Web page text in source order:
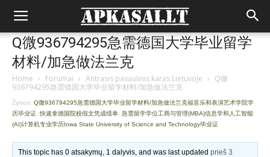
Q微936794295急需德国大学毕业留学
材料/加急做法兰克
Home › Forumai › Antrasis pasaulinis karas Lietuvoje › Q微
936794295急需德国大学毕业留学材料/加急做法兰克
Žymos: Q微936794295急需德国大学毕业留学材料/加急做法兰克福音乐和表演艺术学院学
历毕业证 快速拿德国院校假文凭成绩单 急需留学学位工商与管理(MBA)信息学和人工智能
(AI)计算机专业学历Iowa State University of Science and Technology毕业证
This topic has 0 atsakymų, 1 dalyvis, and was last updatedprieš 3